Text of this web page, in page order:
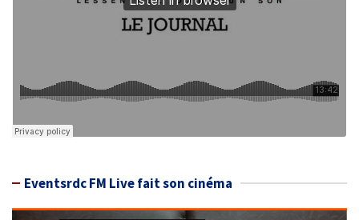
Eventsrdc FM Live fait son cinéma